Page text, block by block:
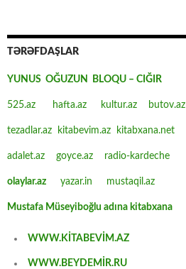
TƏRƏFDAŞLAR
YUNUS OĞUZUN BLOQU – CIĞIR
525.az hafta.az kultur.az butov.az
tezadlar.az kitabevim.az kitabxana.net
adalet.az goyce.az radio-kardeche
olaylar.az yazar.in mustaqil.az
Mustafa Müseyiboğlu adına kitabxana
WWW.KİTABEVİM.AZ
WWW.BEYDEMİR.RU